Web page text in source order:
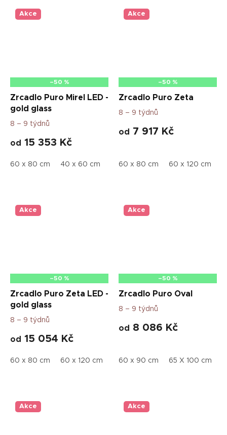
Akce
–50 %
Zrcadlo Puro Mirel LED -
gold glass
8 – 9 týdnů
od 15 353 Kč
60 x 80 cm 40 x 60 cm 50 x 80 cm 50 x 100 cm
Akce
–50 %
Zrcadlo Puro Zeta
8 – 9 týdnů
od 7 917 Kč
60 x 80 cm 60 x 120 cm
Akce
–50 %
Zrcadlo Puro Zeta LED -
gold glass
8 – 9 týdnů
od 15 054 Kč
60 x 80 cm 60 x 120 cm 40 x 60 cm 50 x 80 cm
Akce
–50 %
Zrcadlo Puro Oval
8 – 9 týdnů
od 8 086 Kč
60 x 90 cm 65 X 100 cm
Akce Akce